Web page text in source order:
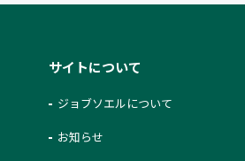
サイトについて
ジョブソエルについて
お知らせ